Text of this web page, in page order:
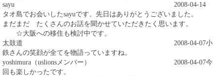
sayu
2008-04-14
タオ島でお会いしたsayuです。先日はありがとうございました。
まだまだ たくさんのお話を聞かせていただきたく思います。
☆大阪への移住も検討中です。
太鼓道
2008-04-07小
鉄さんの笑顔が全てを物語っていますね。
yoshimura（uslionsメンバー）
2008-04-07今
回も楽しかったです。